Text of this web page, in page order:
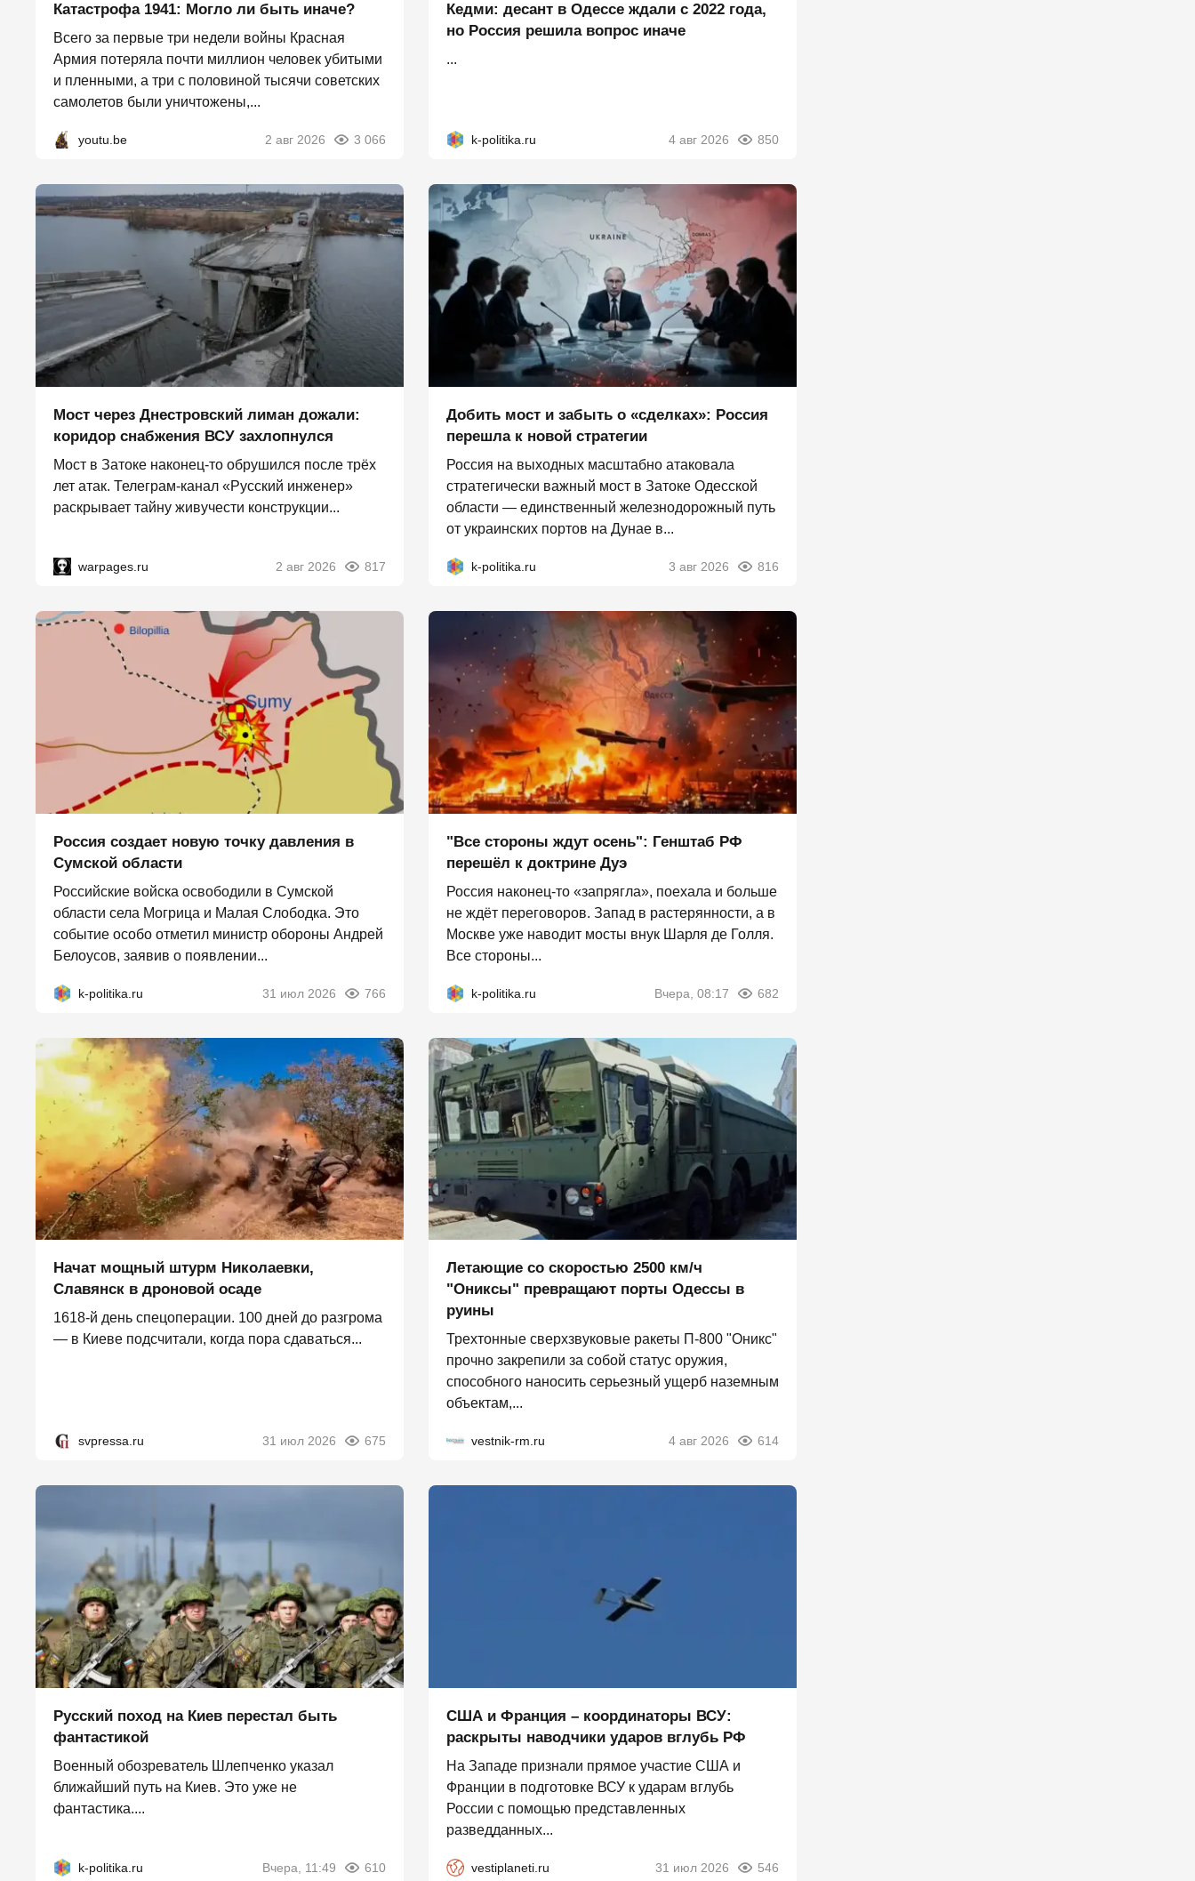
Катастрофа 1941: Могло ли быть иначе?
Всего за первые три недели войны Красная
Армия потеряла почти миллион человек убитыми
и пленными, а три с половиной тысячи советских
самолетов были уничтожены,...
youtu.be 2 авг 2026 3 066
Кедми: десант в Одессе ждали с 2022 года,
но Россия решила вопрос иначе
...
k-politika.ru 4 авг 2026 850
Мост через Днестровский лиман дожали:
коридор снабжения ВСУ захлопнулся
Мост в Затоке наконец-то обрушился после трёх
лет атак. Телеграм-канал «Русский инженер»
раскрывает тайну живучести конструкции...
warpages.ru 2 авг 2026 817
Добить мост и забыть о «сделках»: Россия
перешла к новой стратегии
Россия на выходных масштабно атаковала
стратегически важный мост в Затоке Одесской
области — единственный железнодорожный путь
от украинских портов на Дунае в...
k-politika.ru 3 авг 2026 816
Россия создает новую точку давления в
Сумской области
Российские войска освободили в Сумской
области села Могрица и Малая Слободка. Это
событие особо отметил министр обороны Андрей
Белоусов, заявив о появлении...
k-politika.ru 31 июл 2026 766
"Все стороны ждут осень": Генштаб РФ
перешёл к доктрине Дуэ
Россия наконец-то «запрягла», поехала и больше
не ждёт переговоров. Запад в растерянности, а в
Москве уже наводит мосты внук Шарля де Голля.
Все стороны...
k-politika.ru Вчера, 08:17 682
Начат мощный штурм Николаевки,
Славянск в дроновой осаде
1618-й день спецоперации. 100 дней до разгрома
— в Киеве подсчитали, когда пора сдаваться...
svpressa.ru 31 июл 2026 675
Летающие со скоростью 2500 км/ч
"Ониксы" превращают порты Одессы в
руины
Трехтонные сверхзвуковые ракеты П‑800 "Оникс"
прочно закрепили за собой статус оружия,
способного наносить серьезный ущерб наземным
объектам,...
vestnik-rm.ru 4 авг 2026 614
Русский поход на Киев перестал быть
фантастикой
Военный обозреватель Шлепченко указал
ближайший путь на Киев. Это уже не
фантастика....
k-politika.ru Вчера, 11:49 610
США и Франция – координаторы ВСУ:
раскрыты наводчики ударов вглубь РФ
На Западе признали прямое участие США и
Франции в подготовке ВСУ к ударам вглубь
России с помощью представленных
разведданных...
vestiplaneti.ru 31 июл 2026 546